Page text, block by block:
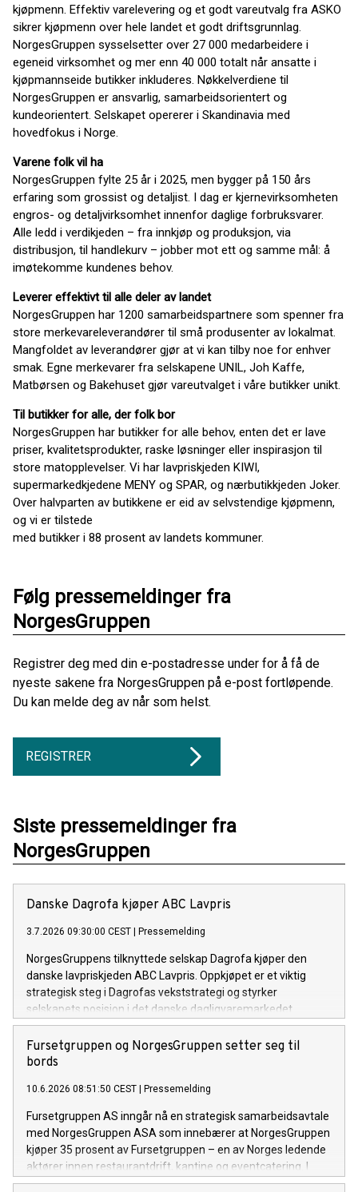
kjøpmenn. Effektiv varelevering og et godt vareutvalg fra ASKO
sikrer kjøpmenn over hele landet et godt driftsgrunnlag.
NorgesGruppen sysselsetter over 27 000 medarbeidere i
egeneid virksomhet og mer enn 40 000 totalt når ansatte i
kjøpmannseide butikker inkluderes. Nøkkelverdiene til
NorgesGruppen er ansvarlig, samarbeidsorientert og
kundeorientert. Selskapet opererer i Skandinavia med
hovedfokus i Norge.
Varene folk vil ha
NorgesGruppen fylte 25 år i 2025, men bygger på 150 års
erfaring som grossist og detaljist. I dag er kjernevirksomheten
engros- og detaljvirksomhet innenfor daglige forbruksvarer.
Alle ledd i verdikjeden – fra innkjøp og produksjon, via
distribusjon, til handlekurv – jobber mot ett og samme mål: å
imøtekomme kundenes behov.
Leverer effektivt til alle deler av landet
NorgesGruppen har 1200 samarbeidspartnere som spenner fra
store merkevareleverandører til små produsenter av lokalmat.
Mangfoldet av leverandører gjør at vi kan tilby noe for enhver
smak. Egne merkevarer fra selskapene UNIL, Joh Kaffe,
Matbørsen og Bakehuset gjør vareutvalget i våre butikker unikt.
Til butikker for alle, der folk bor
NorgesGruppen har butikker for alle behov, enten det er lave
priser, kvalitetsprodukter, raske løsninger eller inspirasjon til
store matopplevelser. Vi har lavpriskjeden KIWI,
supermarkedkjedene MENY og SPAR, og nærbutikkjeden Joker.
Over halvparten av butikkene er eid av selvstendige kjøpmenn,
og vi er tilstede
med butikker i 88 prosent av landets kommuner.
Følg pressemeldinger fra
NorgesGruppen
Registrer deg med din e-postadresse under for å få de
nyeste sakene fra NorgesGruppen på e-post fortløpende.
Du kan melde deg av når som helst.
REGISTRER
Siste pressemeldinger fra
NorgesGruppen
Danske Dagrofa kjøper ABC Lavpris
3.7.2026 09:30:00 CEST | Pressemelding
NorgesGruppens tilknyttede selskap Dagrofa kjøper den
danske lavpriskjeden ABC Lavpris. Oppkjøpet er et viktig
strategisk steg i Dagrofas vekststrategi og styrker
selskapets posisjon i det danske dagligvaremarkedet.
Fursetgruppen og NorgesGruppen setter seg til
bords
10.6.2026 08:51:50 CEST | Pressemelding
Fursetgruppen AS inngår nå en strategisk samarbeidsavtale
med NorgesGruppen ASA som innebærer at NorgesGruppen
kjøper 35 prosent av Fursetgruppen – en av Norges ledende
aktører innen restaurantdrift, kantine og eventcatering. I
tillegg etablerer de to partene et nytt selskap med lik